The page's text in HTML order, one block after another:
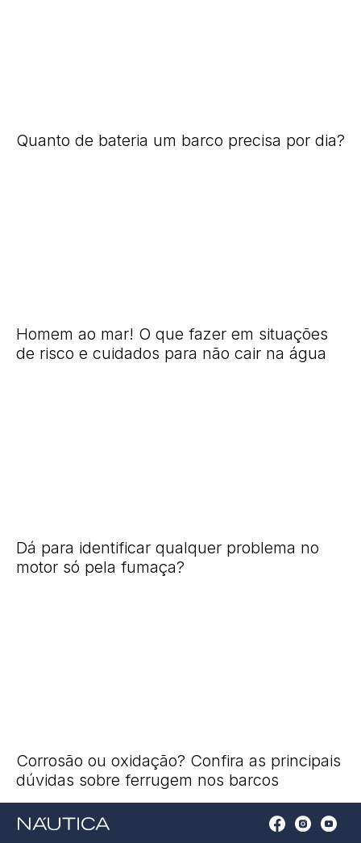
Quanto de bateria um barco precisa por dia?
Homem ao mar! O que fazer em situações
de risco e cuidados para não cair na água
Dá para identificar qualquer problema no
motor só pela fumaça?
Corrosão ou oxidação? Confira as principais
dúvidas sobre ferrugem nos barcos
OpenOpenOpen